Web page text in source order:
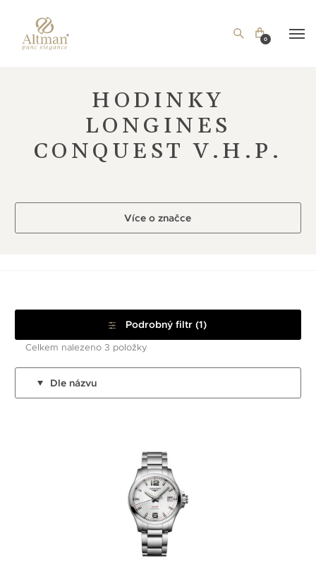
0
HODINKY
LONGINES
CONQUEST V.H.P.
Více o značce
Podrobný filtr (1)
Celkem nalezeno 3 položky
Dle názvu